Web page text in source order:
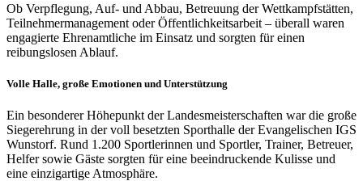
Ob Verpflegung, Auf- und Abbau, Betreuung der Wettkampfstätten,
Teilnehmermanagement oder Öffentlichkeitsarbeit – überall waren
engagierte Ehrenamtliche im Einsatz und sorgten für einen
reibungslosen Ablauf.
Volle Halle, große Emotionen und Unterstützung
Ein besonderer Höhepunkt der Landesmeisterschaften war die große
Siegerehrung in der voll besetzten Sporthalle der Evangelischen IGS
Wunstorf. Rund 1.200 Sportlerinnen und Sportler, Trainer, Betreuer,
Helfer sowie Gäste sorgten für eine beeindruckende Kulisse und
eine einzigartige Atmosphäre.